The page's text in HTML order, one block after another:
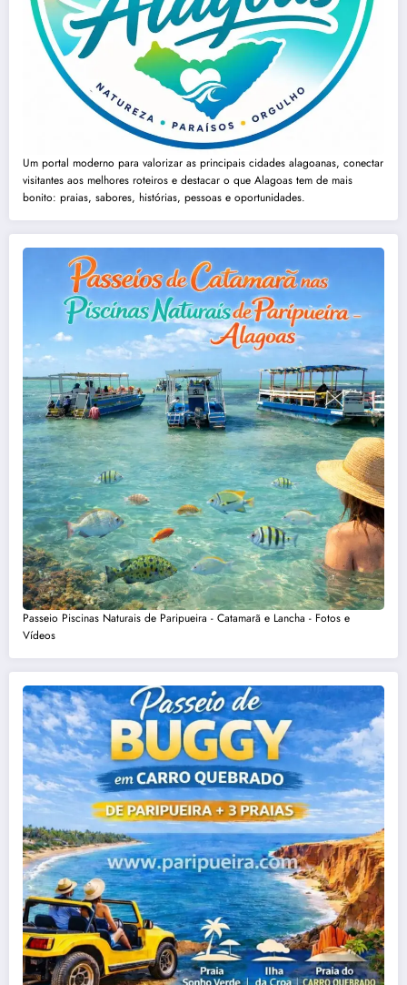
Um portal moderno para valorizar as principais cidades alagoanas, conectar
visitantes aos melhores roteiros e destacar o que Alagoas tem de mais
bonito: praias, sabores, histórias, pessoas e oportunidades.
Passeio Piscinas Naturais de Paripueira - Catamarã e Lancha - Fotos e
Vídeos